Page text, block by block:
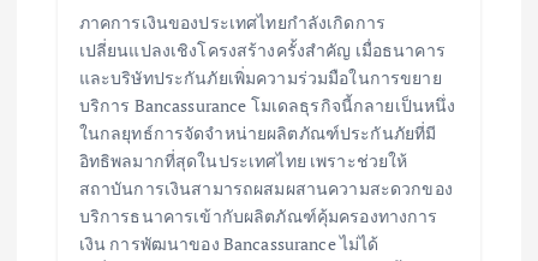
ภาคการเงินของประเทศไทยกำลังเกิดการ
เปลี่ยนแปลงเชิงโครงสร้างครั้งสำคัญ เมื่อธนาคาร
และบริษัทประกันภัยเพิ่มความร่วมมือในการขยาย
บริการ Bancassurance โมเดลธุรกิจนี้กลายเป็นหนึ่ง
ในกลยุทธ์การจัดจำหน่ายผลิตภัณฑ์ประกันภัยที่มี
อิทธิพลมากที่สุดในประเทศไทย เพราะช่วยให้
สถาบันการเงินสามารถผสมผสานความสะดวกของ
บริการธนาคารเข้ากับผลิตภัณฑ์คุ้มครองทางการ
เงิน การพัฒนาของ Bancassurance ไม่ได้